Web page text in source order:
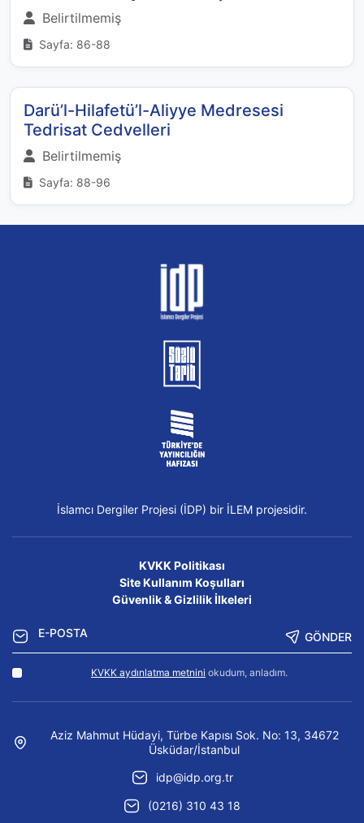
Belirtilmemiş
Sayfa: 86-88
Darü’l-Hilafetü’l-Aliyye Medresesi
Tedrisat Cedvelleri
Belirtilmemiş
Sayfa: 88-96
İslamcı Dergiler Projesi (İDP) bir İLEM projesidir.
KVKK Politikası
Site Kullanım Koşulları
Güvenlik & Gizlilik İlkeleri
GÖNDER
KVKK aydınlatma metnini okudum, anladım.
Aziz Mahmut Hüdayi, Türbe Kapısı Sok. No: 13, 34672
Üsküdar/İstanbul
idp@idp.org.tr
(0216) 310 43 18